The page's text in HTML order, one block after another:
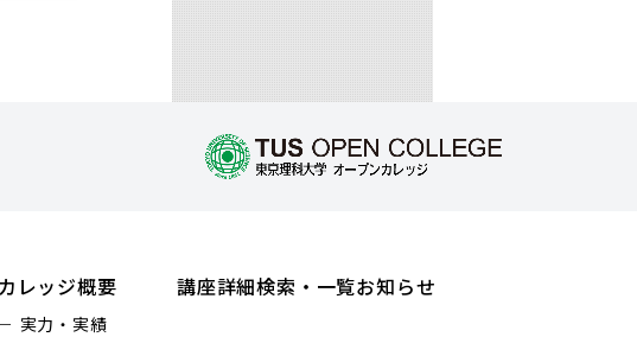
カレッジ概要
実力・実績
講座詳細検索・一覧お知らせ